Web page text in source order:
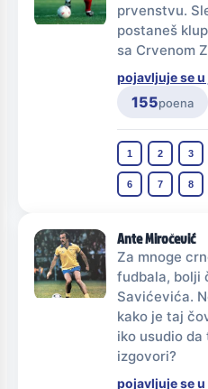
prvenstvu.
postaneš
sa Crvenom
pojavljuje se
155poena
1 2 3
6 7 8
Ante Miročević
Za mnoge
fudbala, bolji
Savićevića.
kako je taj
iko usudio
izgovori?
pojavljuje se